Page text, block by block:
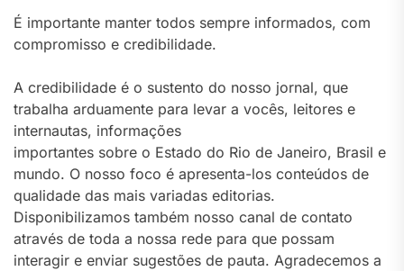
É importante manter todos sempre informados, com
compromisso e credibilidade.
A credibilidade é o sustento do nosso jornal, que
trabalha arduamente para levar a vocês, leitores e
internautas, informações
importantes sobre o Estado do Rio de Janeiro, Brasil e
mundo. O nosso foco é apresenta-los conteúdos de
qualidade das mais variadas editorias.
Disponibilizamos também nosso canal de contato
através de toda a nossa rede para que possam
interagir e enviar sugestões de pauta. Agradecemos a